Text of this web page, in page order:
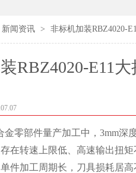
新闻资讯 > 非标机加装RBZ4020-
RBZ4020-E11
零部件量产加工中，3mm深
在转速上限低、高速输出扭
件加工周期长，刀具损耗居